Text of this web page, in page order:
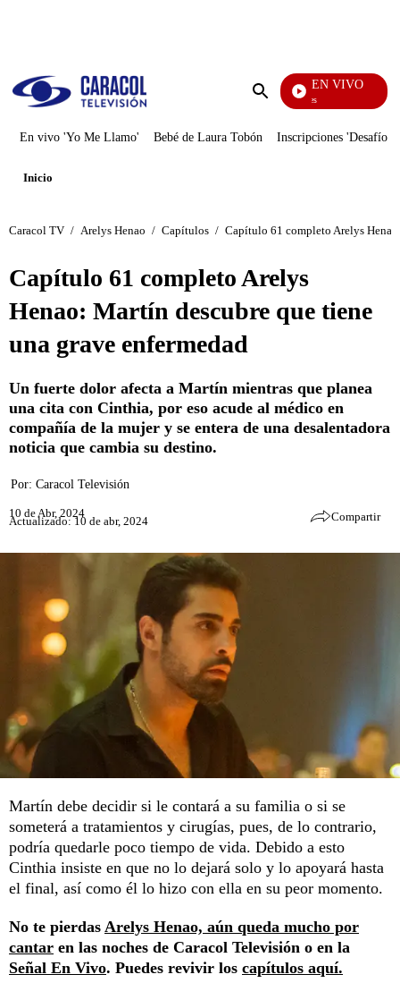
Enviar
EN VIVO
Sábados Felices
En vivo 'Yo Me Llamo' Bebé de Laura Tobón Inscripciones 'Desafío'
Inicio
Caracol TV / Arelys Henao / Capítulos / Capítulo 61 completo Arelys
Capítulo 61 completo Arelys
Henao: Martín descubre que tiene
una grave enfermedad
Un fuerte dolor afecta a Martín mientras que planea
una cita con Cinthia, por eso acude al médico en
compañía de la mujer y se entera de una desalentadora
noticia que cambia su destino.
Por: Caracol Televisión
10 de Abr, 2024
Actualizado: 10 de abr, 2024 Compartir
Martín debe decidir si le contará a su familia o si se
someterá a tratamientos y cirugías, pues, de lo contrario,
podría quedarle poco tiempo de vida. Debido a esto
Cinthia insiste en que no lo dejará solo y lo apoyará hasta
el final, así como él lo hizo con ella en su peor momento.
No te pierdas Arelys Henao, aún queda mucho por
cantar en las noches de Caracol Televisión o en la
Señal En Vivo. Puedes revivir los capítulos aquí.